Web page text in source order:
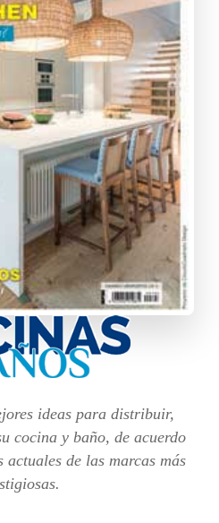
ideas para distribuir,
cocina y baño, de acuerdo
actuales de las marcas más